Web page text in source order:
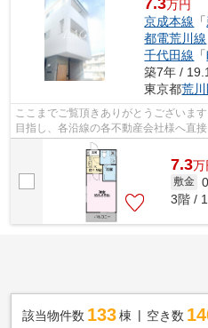
7.3万円
京成本線 「
都電荒川線
千代田線 「
築7年 /
東京都荒
ここまでご覧頂きありがとうございま
目指し、各沿線の各不動産会社様へ直
様へ提供しております！最新の情報は...
7.3万
敷金
3階 /
該当物件数 133棟 空き数